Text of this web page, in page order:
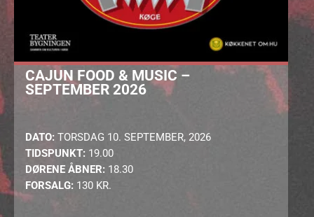
CAJUN FOOD & MUSIC –
SEPTEMBER 2026
DATO: TORSDAG 10. SEPTEMBER, 2026
TIDSPUNKT: 19.00
DØRENE ÅBNER: 18.30
FORSALG: 130 KR.